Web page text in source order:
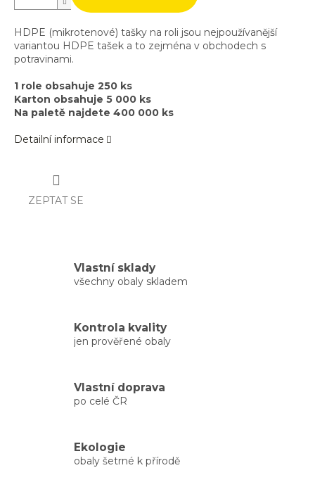
HDPE (mikrotenové) tašky na roli jsou nejpoužívanější
variantou HDPE tašek a to zejména v obchodech s
potravinami.
1 role obsahuje 250 ks
Karton obsahuje 5 000 ks
Na paletě najdete 400 000 ks
Detailní informace
ZEPTAT SE
Vlastní sklady
všechny obaly skladem
Kontrola kvality
jen prověřené obaly
Vlastní doprava
po celé ČR
Ekologie
obaly šetrné k přírodě